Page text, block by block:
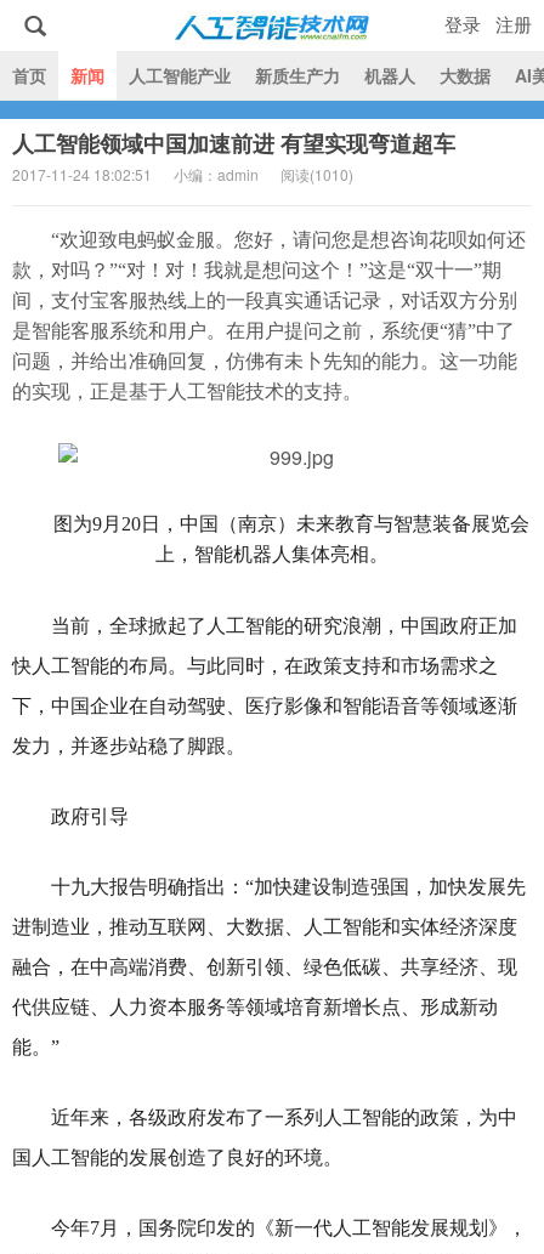
人工智能技术网
首页 新闻 人工智能产业 新质生产力 机器人 大数据 AI
登录 注册
人工智能领域中国加速前进 有望实现弯道超车
2017-11-24 18:02:51 小编：admin 阅读(1010)
“欢迎致电蚂蚁金服。您好，请问您是想咨询花呗如何还
款，对吗？”“对！对！我就是想问这个！”这是“双十一”期
间，支付宝客服热线上的一段真实通话记录，对话双方分别
是智能客服系统和用户。在用户提问之前，系统便“猜”中了
问题，并给出准确回复，仿佛有未卜先知的能力。这一功能
的实现，正是基于人工智能技术的支持。
图为9月20日，中国（南京）未来教育与智慧装备展览会
上，智能机器人集体亮相。
当前，全球掀起了人工智能的研究浪潮，中国政府正加
快人工智能的布局。与此同时，在政策支持和市场需求之
下，中国企业在自动驾驶、医疗影像和智能语音等领域逐渐
发力，并逐步站稳了脚跟。
政府引导
十九大报告明确指出：“加快建设制造强国，加快发展先
进制造业，推动互联网、大数据、人工智能和实体经济深度
融合，在中高端消费、创新引领、绿色低碳、共享经济、现
代供应链、人力资本服务等领域培育新增长点、形成新动
能。”
近年来，各级政府发布了一系列人工智能的政策，为中
国人工智能的发展创造了良好的环境。
今年7月，国务院印发的《新一代人工智能发展规划》，